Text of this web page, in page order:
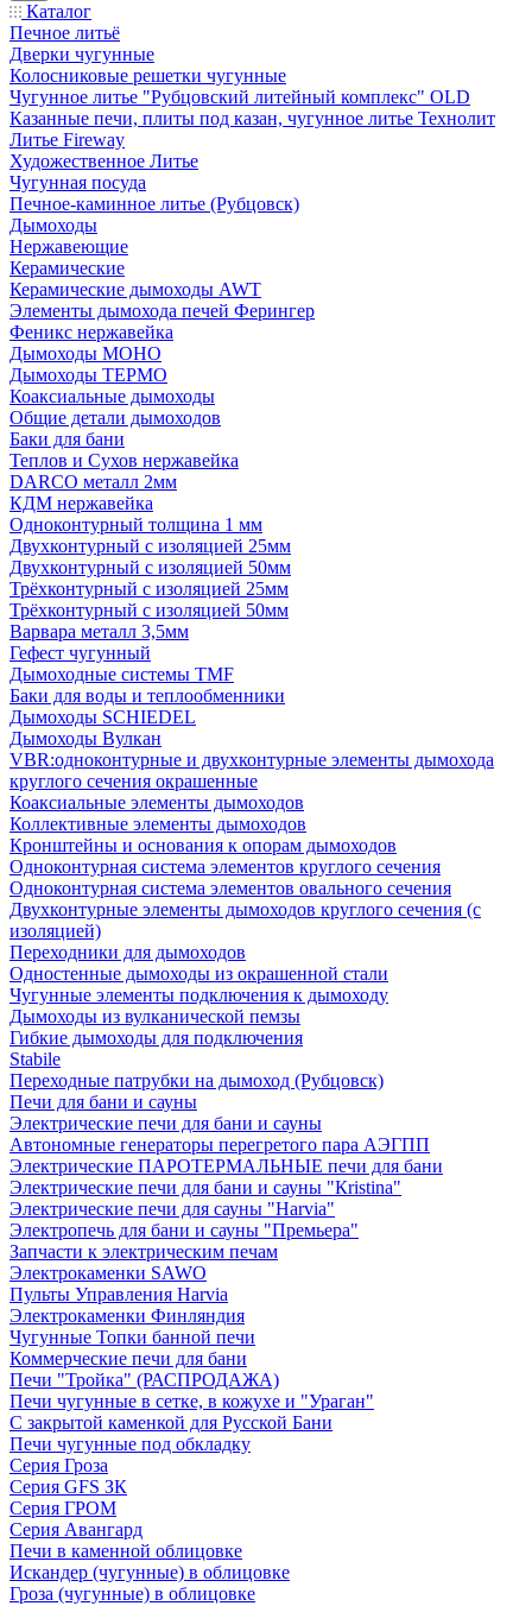
Каталог
Печное литьё
Дверки чугунные
Колосниковые решетки чугунные
Чугунное литье "Рубцовский литейный комплекс" OLD
Казанные печи, плиты под казан, чугунное литье Технолит
Литье Fireway
Художественное Литье
Чугунная посуда
Печное-каминное литье (Рубцовск)
Дымоходы
Нержавеющие
Керамические
Керамические дымоходы AWT
Элементы дымохода печей Ферингер
Феникс нержавейка
Дымоходы МОНО
Дымоходы ТЕРМО
Коаксиальные дымоходы
Общие детали дымоходов
Баки для бани
Теплов и Сухов нержавейка
DARCO металл 2мм
КДМ нержавейка
Одноконтурный толщина 1 мм
Двухконтурный с изоляцией 25мм
Двухконтурный с изоляцией 50мм
Трёхконтурный с изоляцией 25мм
Трёхконтурный с изоляцией 50мм
Варвара металл 3,5мм
Гефест чугунный
Дымоходные системы TMF
Баки для воды и теплообменники
Дымоходы SCHIEDEL
Дымоходы Вулкан
VBR:одноконтурные и двухконтурные элементы дымохода
круглого сечения окрашенные
Коаксиальные элементы дымоходов
Коллективные элементы дымоходов
Кронштейны и основания к опорам дымоходов
Одноконтурная система элементов круглого сечения
Одноконтурная система элементов овального сечения
Двухконтурные элементы дымоходов круглого сечения (с
изоляцией)
Переходники для дымоходов
Одностенные дымоходы из окрашенной стали
Чугунные элементы подключения к дымоходу
Дымоходы из вулканической пемзы
Гибкие дымоходы для подключения
Stabile
Переходные патрубки на дымоход (Рубцовск)
Печи для бани и сауны
Электрические печи для бани и сауны
Автономные генераторы перегретого пара АЭГПП
Электрические ПАРОТЕРМАЛЬНЫЕ печи для бани
Электрические печи для бани и сауны "Кristina"
Электрические печи для сауны "Harvia"
Электропечь для бани и сауны "Премьера"
Запчасти к электрическим печам
Электрокаменки SAWO
Пульты Управления Harvia
Электрокаменки Финляндия
Чугунные Топки банной печи
Коммерческие печи для бани
Печи "Тройка" (РАСПРОДАЖА)
Печи чугунные в сетке, в кожухе и "Ураган"
С закрытой каменкой для Русской Бани
Печи чугунные под обкладку
Серия Гроза
Серия GFS ЗК
Серия ГРОМ
Серия Авангард
Печи в каменной облицовке
Искандер (чугунные) в облицовке
Гроза (чугунные) в облицовке